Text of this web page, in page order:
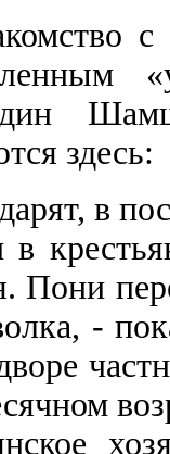
здесь:
в
Пони
-